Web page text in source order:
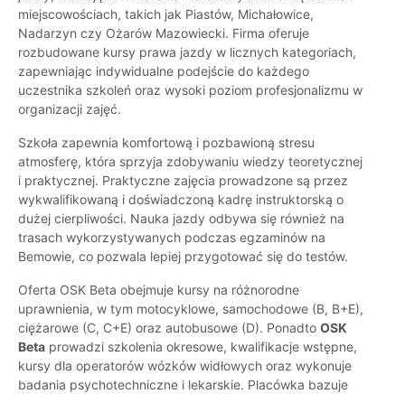
miejscowościach, takich jak Piastów, Michałowice,
Nadarzyn czy Ożarów Mazowiecki. Firma oferuje
rozbudowane kursy prawa jazdy w licznych kategoriach,
zapewniając indywidualne podejście do każdego
uczestnika szkoleń oraz wysoki poziom profesjonalizmu w
organizacji zajęć.
Szkoła zapewnia komfortową i pozbawioną stresu
atmosferę, która sprzyja zdobywaniu wiedzy teoretycznej
i praktycznej. Praktyczne zajęcia prowadzone są przez
wykwalifikowaną i doświadczoną kadrę instruktorską o
dużej cierpliwości. Nauka jazdy odbywa się również na
trasach wykorzystywanych podczas egzaminów na
Bemowie, co pozwala lepiej przygotować się do testów.
Oferta OSK Beta obejmuje kursy na różnorodne
uprawnienia, w tym motocyklowe, samochodowe (B, B+E),
ciężarowe (C, C+E) oraz autobusowe (D). Ponadto OSK
Beta prowadzi szkolenia okresowe, kwalifikacje wstępne,
kursy dla operatorów wózków widłowych oraz wykonuje
badania psychotechniczne i lekarskie. Placówka bazuje